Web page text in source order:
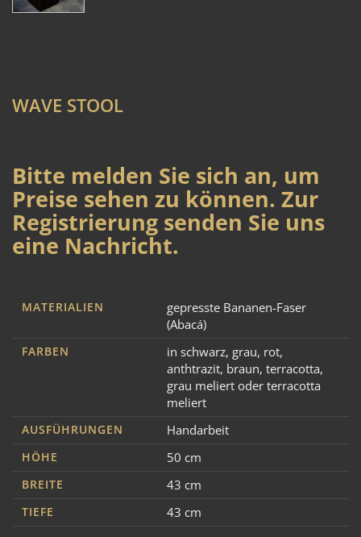
WAVE STOOL
Bitte melden Sie sich an, um
Preise sehen zu können. Zur
Registrierung senden Sie uns
eine Nachricht.
MATERIALIEN
gepresste Bananen-Faser
(Abacá)
FARBEN
in schwarz, grau, rot,
anthtrazit, braun, terracotta,
grau meliert oder terracotta
meliert
AUSFÜHRUNGEN Handarbeit
HÖHE 50 cm
BREITE 43 cm
TIEFE 43 cm